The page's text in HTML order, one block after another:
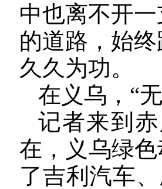
中也离不开
的道路，始
久久为功。
在义乌，“
记者来到
在，义乌绿
了吉利汽车